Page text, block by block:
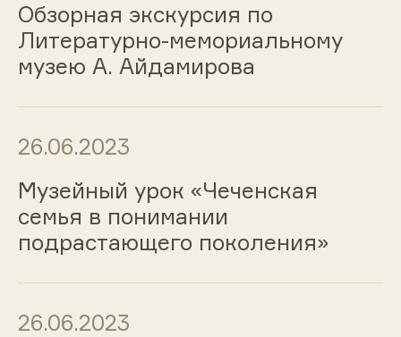
Обзорная экскурсия по
Литературно-мемориальному
музею А. Айдамирова
26.06.2023
Музейный урок «Чеченская
семья в понимании
подрастающего поколения»
26.06.2023